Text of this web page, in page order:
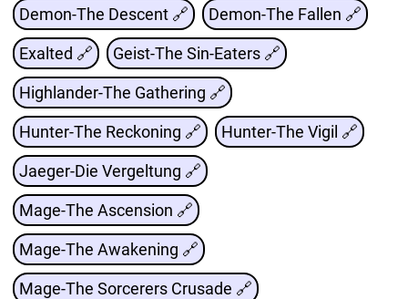
Demon-The Descent 🔗 Demon-The Fallen 🔗
Exalted 🔗 Geist-The Sin-Eaters 🔗
Highlander-The Gathering 🔗
Hunter-The Reckoning 🔗 Hunter-The Vigil 🔗
Jaeger-Die Vergeltung 🔗
Mage-The Ascension 🔗
Mage-The Awakening 🔗
Mage-The Sorcerers Crusade 🔗